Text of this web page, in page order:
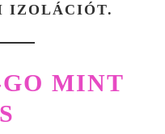
IZOLÁCIÓT.
MINT